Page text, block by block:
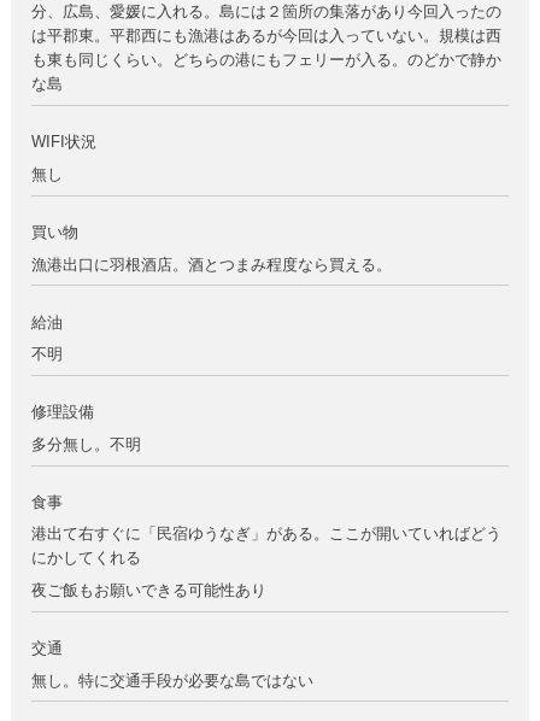
分、広島、愛媛に入れる。島には２箇所の集落があり今回入ったの
は平郡東。平郡西にも漁港はあるが今回は入っていない。規模は西
も東も同じくらい。どちらの港にもフェリーが入る。のどかで静か
な島
WIFI状況
無し
買い物
漁港出口に羽根酒店。酒とつまみ程度なら買える。
給油
不明
修理設備
多分無し。不明
食事
港出て右すぐに「民宿ゆうなぎ」がある。ここが開いていればどう
にかしてくれる
夜ご飯もお願いできる可能性あり
交通
無し。特に交通手段が必要な島ではない